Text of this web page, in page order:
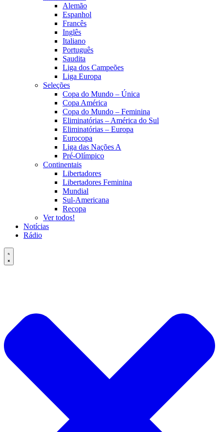
Alemão
Espanhol
Francês
Inglês
Italiano
Português
Saudita
Liga dos Campeões
Liga Europa
Seleções
Copa do Mundo – Única
Copa América
Copa do Mundo – Feminina
Eliminatórias – América do Sul
Eliminatórias – Europa
Eurocopa
Liga das Nações A
Pré-Olímpico
Continentais
Libertadores
Libertadores Feminina
Mundial
Sul-Americana
Recopa
Ver todos!
Notícias
Rádio